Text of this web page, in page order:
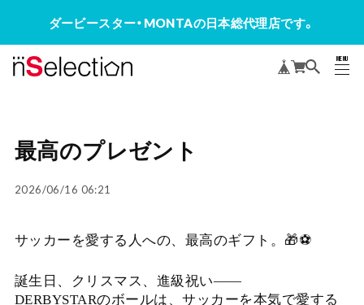
ダービースター・MONTAの日本総代理店です。
MENU
CLOSE
最高のプレゼント
2026/06/16 06:21
サッカーを愛する人への、最高のギフト。🎁⚽
誕生日、クリスマス、進級祝い——
DERBYSTARのボールは、サッカーを本気で愛する